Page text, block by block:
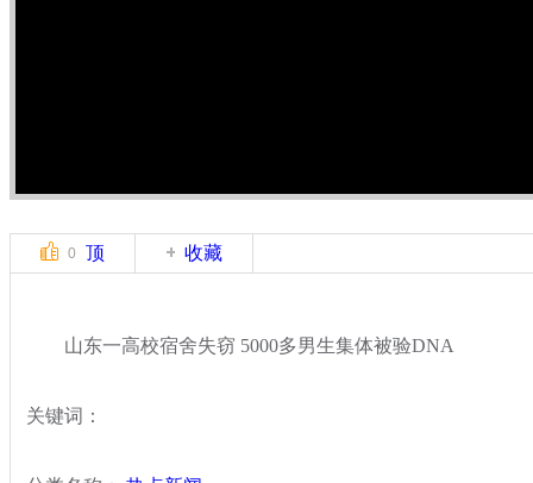
0 顶 收藏
山东一高校宿舍失窃 5000多男生集体被验DNA
关键词：